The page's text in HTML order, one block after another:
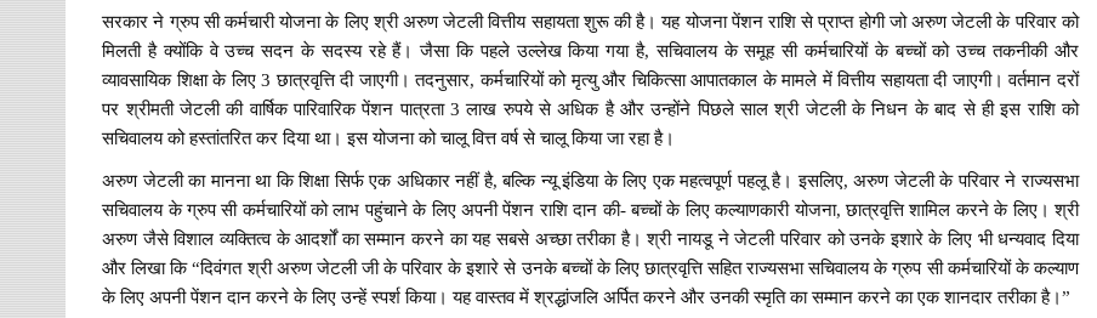
सरकार ने ग्रुप सी कर्मचारी योजना के लिए श्री अरुण जेटली वित्तीय सहायता शुरू की है। यह योजना पेंशन राशि से प्राप्त होगी जो अरुण जेटली के परिवार को
मिलती है क्योंकि वे उच्च सदन के सदस्य रहे हैं। जैसा कि पहले उल्लेख किया गया है, सचिवालय के समूह सी कर्मचारियों के बच्चों को उच्च तकनीकी और
व्यावसायिक शिक्षा के लिए 3 छात्रवृत्ति दी जाएगी। तदनुसार, कर्मचारियों को मृत्यु और चिकित्सा आपातकाल के मामले में वित्तीय सहायता दी जाएगी। वर्तमान दरों
पर श्रीमती जेटली की वार्षिक पारिवारिक पेंशन पात्रता 3 लाख रुपये से अधिक है और उन्होंने पिछले साल श्री जेटली के निधन के बाद से ही इस राशि को
सचिवालय को हस्तांतरित कर दिया था। इस योजना को चालू वित्त वर्ष से चालू किया जा रहा है।
अरुण जेटली का मानना ​​था कि शिक्षा सिर्फ एक अधिकार नहीं है, बल्कि न्यू इंडिया के लिए एक महत्वपूर्ण पहलू है। इसलिए, अरुण जेटली के परिवार ने राज्यसभा
सचिवालय के ग्रुप सी कर्मचारियों को लाभ पहुंचाने के लिए अपनी पेंशन राशि दान की- बच्चों के लिए कल्याणकारी योजना, छात्रवृत्ति शामिल करने के लिए। श्री
अरुण जैसे विशाल व्यक्तित्व के आदर्शों का सम्मान करने का यह सबसे अच्छा तरीका है। श्री नायडू ने जेटली परिवार को उनके इशारे के लिए भी धन्यवाद दिया
और लिखा कि “दिवंगत श्री अरुण जेटली जी के परिवार के इशारे से उनके बच्चों के लिए छात्रवृत्ति सहित राज्यसभा सचिवालय के ग्रुप सी कर्मचारियों के कल्याण
के लिए अपनी पेंशन दान करने के लिए उन्हें स्पर्श किया। यह वास्तव में श्रद्धांजलि अर्पित करने और उनकी स्मृति का सम्मान करने का एक शानदार तरीका है।”